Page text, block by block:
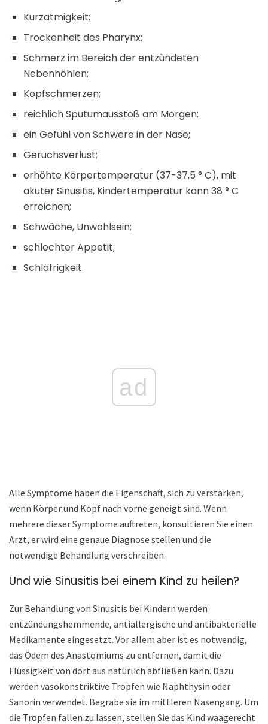
Kurzatmigkeit;
Trockenheit des Pharynx;
Schmerz im Bereich der entzündeten
Nebenhöhlen;
Kopfschmerzen;
reichlich Sputumausstoß am Morgen;
ein Gefühl von Schwere in der Nase;
Geruchsverlust;
erhöhte Körpertemperatur (37-37,5 ° C), mit
akuter Sinusitis, Kindertemperatur kann 38 ° C
erreichen;
Schwäche, Unwohlsein;
schlechter Appetit;
Schläfrigkeit.
ad
Alle Symptome haben die Eigenschaft, sich zu verstärken,
wenn Körper und Kopf nach vorne geneigt sind. Wenn
mehrere dieser Symptome auftreten, konsultieren Sie einen
Arzt, er wird eine genaue Diagnose stellen und die
notwendige Behandlung verschreiben.
Und wie Sinusitis bei einem Kind zu heilen?
Zur Behandlung von Sinusitis bei Kindern werden
entzündungshemmende, antiallergische und antibakterielle
Medikamente eingesetzt. Vor allem aber ist es notwendig,
das Ödem des Anastomiums zu entfernen, damit die
Flüssigkeit von dort aus natürlich abfließen kann. Dazu
werden vasokonstriktive Tropfen wie Naphthysin oder
Sanorin verwendet. Begrabe sie im mittleren Nasengang. Um
die Tropfen fallen zu lassen, stellen Sie das Kind waagerecht